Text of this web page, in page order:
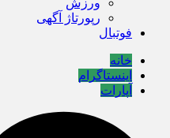
رپورتاژ آگهی
فوتبال
خانه
اینستاگرام
آپارات